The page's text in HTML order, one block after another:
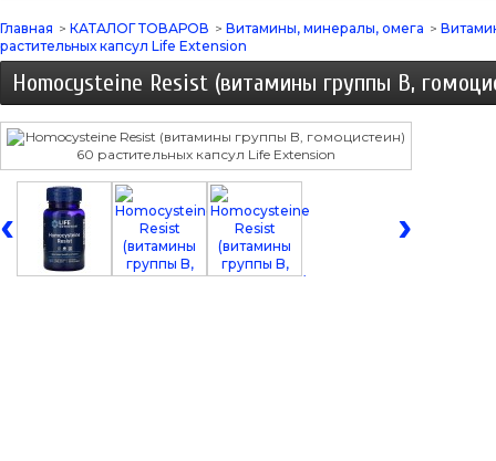
Главная > КАТАЛОГ ТОВАРОВ > Витамины, минералы, омега >
растительных капсул Life Extension
Homocysteine Resist (витамины группы B,
‹ ›